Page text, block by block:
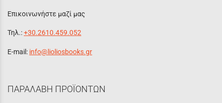
Επικοινωνήστε μαζί μας
Τηλ.:+30.2610.459.052
E-mail: info@lioliosbooks.gr
ΠΑΡΑΛΑΒΗ ΠΡΟΪΟΝΤΩΝ